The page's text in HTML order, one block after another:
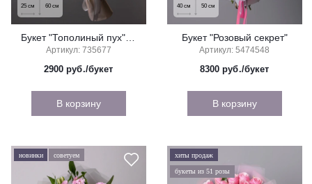
25 см 60 см
Артикул: 735677
2900 руб./букет
В корзину
40 см 50 см
Букет "Розовый секрет"
Артикул: 5474548
8300 руб./букет
В корзину
новинки советуем хиты продаж
букеты из 51 розы